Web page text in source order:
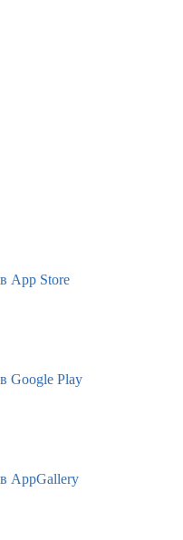
App Store
Google Play
AppGallery